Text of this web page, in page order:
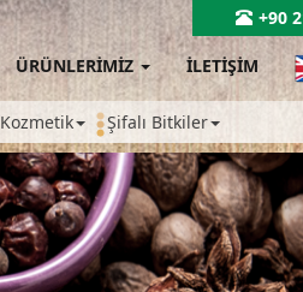
+90
ÜRÜNLERİMİZ İLETİŞİM
Kozmetik Şifalı Bitkiler